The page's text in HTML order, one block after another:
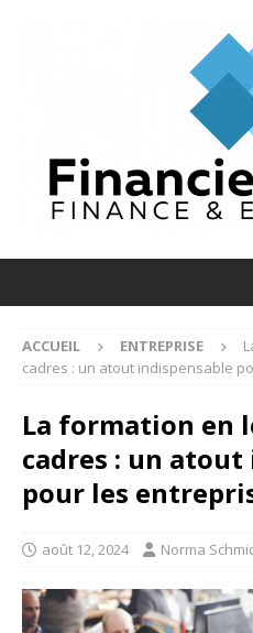
ACCUEIL ENTREPRISE
cadres : un atout indispensable
La formation en
cadres : un
pour les
août 12, 2024 Norma